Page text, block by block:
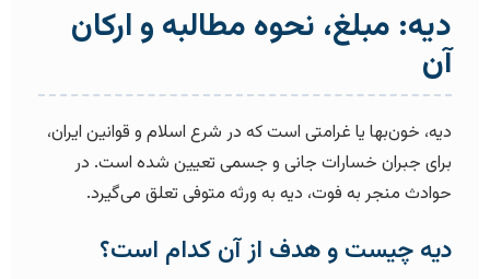
دیه: مبلغ، نحوه مطالبه و ارکان
آن
دیه، خون‌بها یا غرامتی است که در شرع اسلام و قوانین ایران،
برای جبران خسارات جانی و جسمی تعیین شده است. در
حوادث منجر به فوت، دیه به ورثه متوفی تعلق می‌گیرد.
دیه چیست و هدف از آن کدام است؟